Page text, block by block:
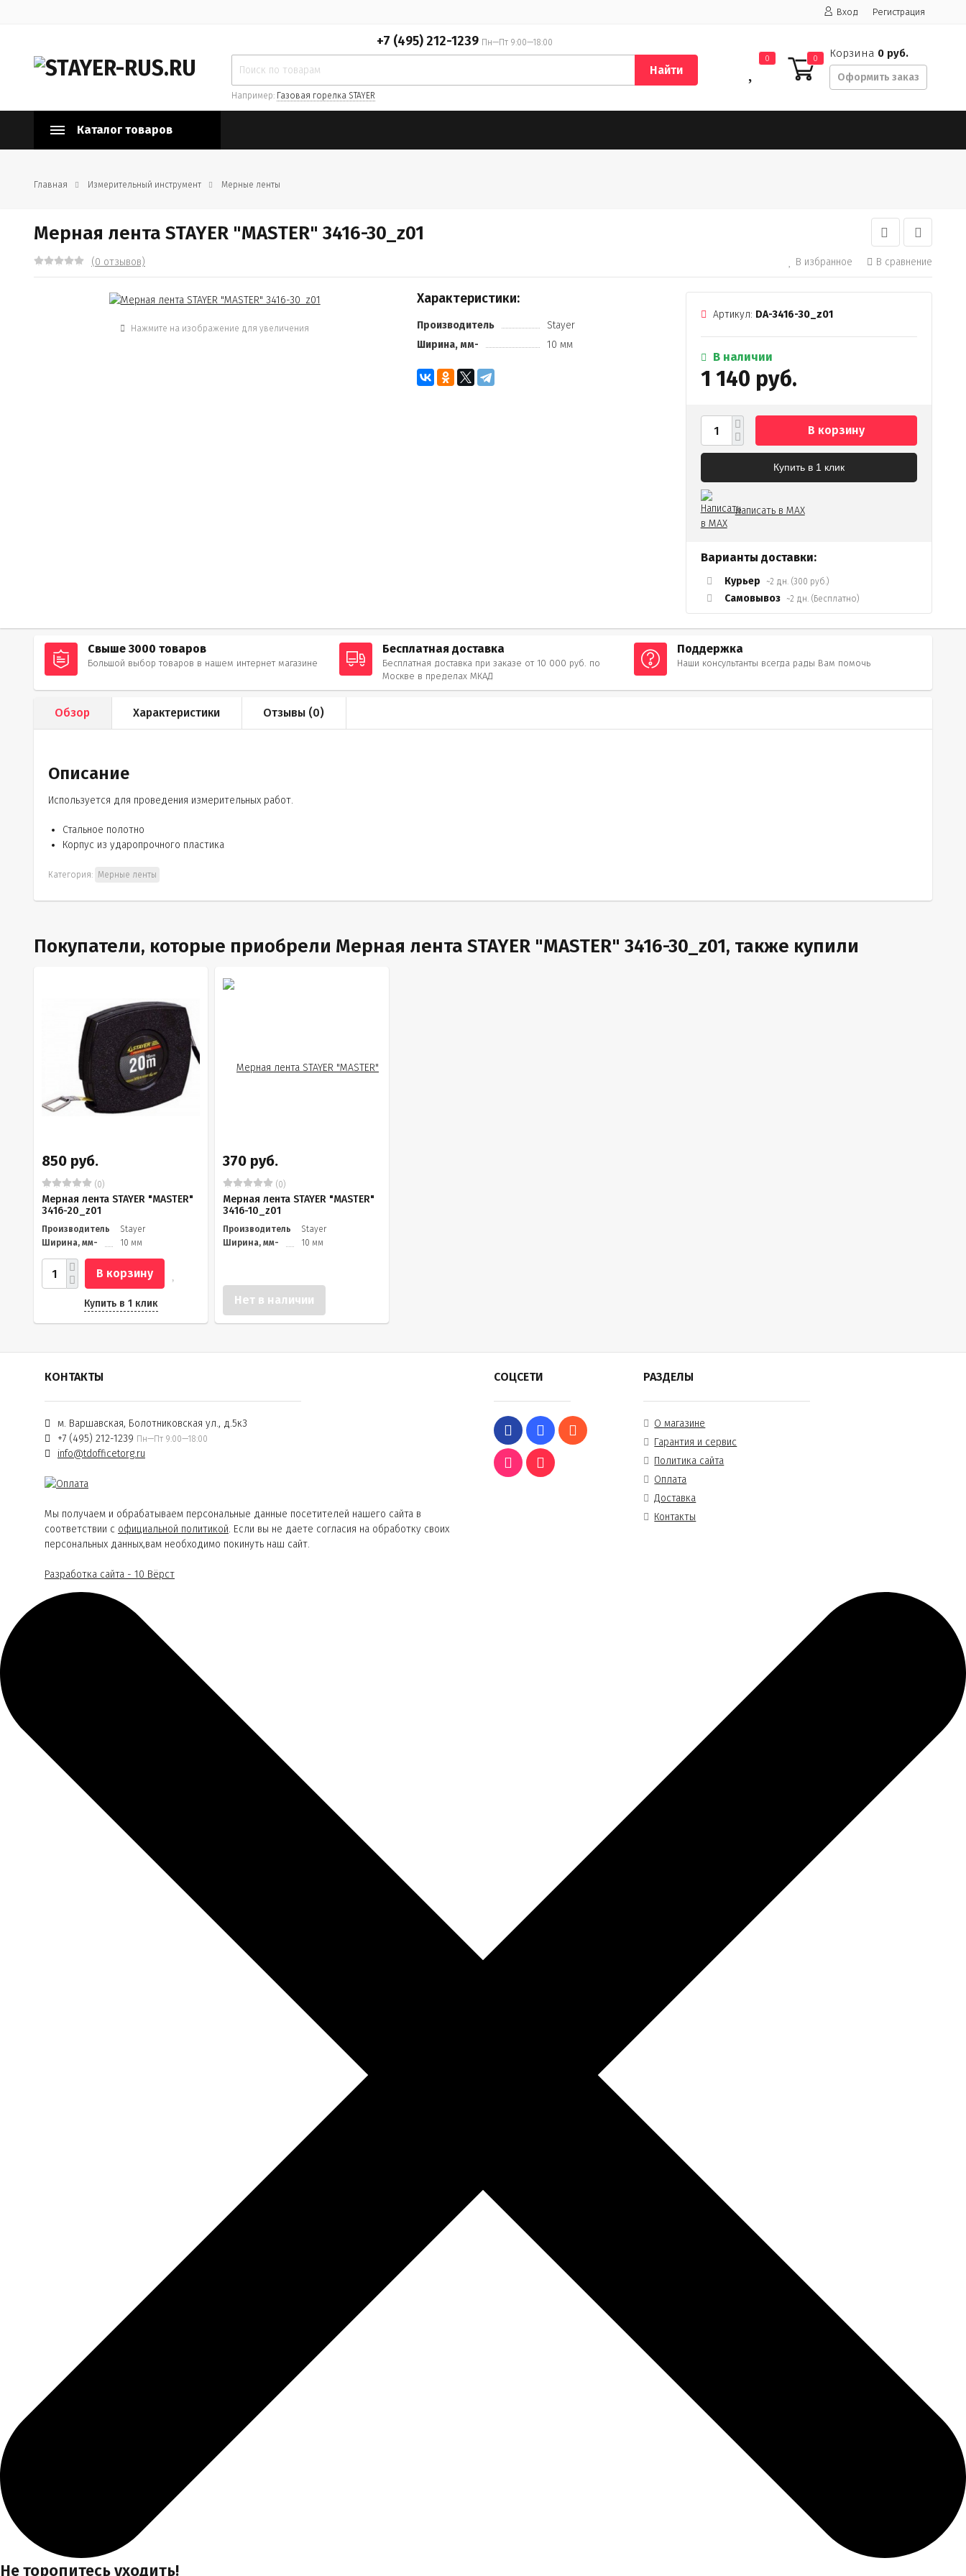
Вход Регистрация
+7 (495) 212-1239 Пн—Пт 9:00—18:00
Найти
Например: Газовая горелка STAYER
0 0 Корзина 0 руб.
Оформить заказ
Каталог товаров
Главная Измерительный инструмент Мерные ленты
Мерная лента STAYER "MASTER" 3416-30_z01
(0 отзывов) В избранное В сравнение
Нажмите на изображение для увеличения
Характеристики:
Производитель
Stayer
Ширина, мм-
10 мм
Артикул: DA-3416-30_z01
В наличии
1 140 руб.
В корзину
Купить в 1 клик
Написать в MAX
Варианты доставки:
Курьер ~2 дн. (300 руб.)
Самовывоз ~2 дн. (Бесплатно)
Свыше 3000 товаров
Большой выбор товаров в нашем интернет магазине
Бесплатная доставка
Бесплатная доставка при заказе от 10 000 руб. по
Москве в пределах МКАД
Поддержка
Наши консультанты всегда рады Вам помочь
Обзор Характеристики Отзывы (0)
Описание
Используется для проведения измерительных работ.
Стальное полотно
Корпус из ударопрочного пластика
Категория: Мерные ленты
Покупатели, которые приобрели Мерная лента STAYER "MASTER" 3416-30_z01, также купили
850 руб.
(0)
Мерная лента STAYER "MASTER"
3416-20_z01
Производитель
Stayer
Ширина, мм-
10 мм
В корзину
Купить в 1 клик
370 руб.
(0)
Мерная лента STAYER "MASTER"
3416-10_z01
Производитель
Stayer
Ширина, мм-
10 мм
Нет в наличии
КОНТАКТЫ
м. Варшавская, Болотниковская ул., д.5к3
+7 (495) 212-1239 Пн—Пт 9:00—18:00
info@tdofficetorg.ru
Мы получаем и обрабатываем персональные данные посетителей нашего сайта в
соответствии с официальной политикой. Если вы не даете согласия на обработку своих
персональных данных,вам необходимо покинуть наш сайт.
Разработка сайта - 10 Вёрст
СОЦСЕТИ РАЗДЕЛЫ
О магазине
Гарантия и сервис
Политика сайта
Оплата
Доставка
Контакты
Не торопитесь уходить!